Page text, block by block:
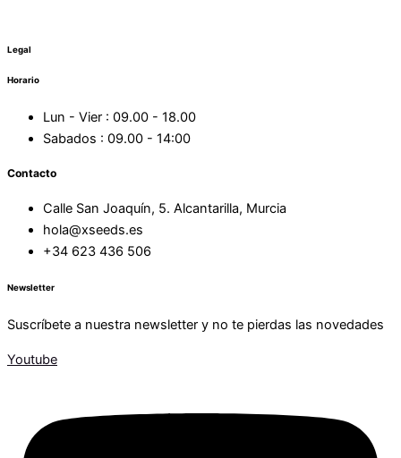
Legal
Horario
Lun - Vier : 09.00 - 18.00
Sabados : 09.00 - 14:00
Contacto
Calle San Joaquín, 5. Alcantarilla, Murcia
hola@xseeds.es
+34 623 436 506
Newsletter
Suscríbete a nuestra newsletter y no te pierdas las novedades
Youtube